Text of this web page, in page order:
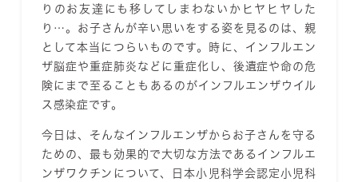
りのお友達にも移してしまわないかヒヤヒヤした
り…。お子さんが辛い思いをする姿を見るのは、親
として本当につらいものです。時に、インフルエン
ザ脳症や重症肺炎などに重症化し、後遺症や命の危
険にまで至ることもあるのがインフルエンザウイル
ス感染症です。
今日は、そんなインフルエンザからお子さんを守る
ための、最も効果的で大切な方法である インフルエ
ンザワクチン について、日本小児科学会認定小児科